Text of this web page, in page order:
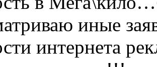
иные
интернета